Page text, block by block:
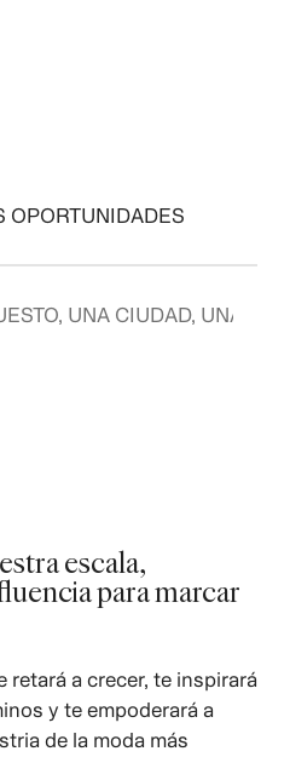
OPORTUNIDADES
escala,
para marcar
retará a crecer, te inspirará
y te empoderará a
de la moda más